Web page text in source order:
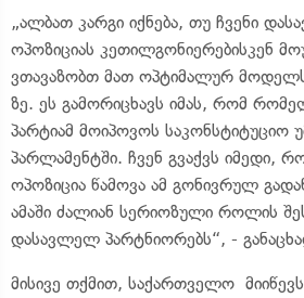
„ალბათ კარგი იქნება, თუ ჩვენი
ოპოზიციას კეთილგონიერებისკენ
ვთავაზობთ მათ ოპტიმალურ
ზე. ეს გამორიცხავს იმას, რომ
პარტიამ მოიპოვოს საკონსტიტუციო
პარლამენტში. ჩვენ გვაქვს იმედი,
ოპოზიცია წამოვა ამ გონივრულ
ამაში ძალიან სერიოზული როლის
დასავლელ პარტნიორებს“, -
მისივე თქმით, საქართველო მიიწევს